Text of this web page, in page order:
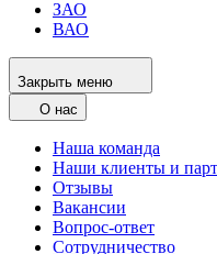
ЗАО
ВАО
Закрыть меню
О нас
Наша команда
Наши клиенты и
Отзывы
Вакансии
Вопрос-ответ
Сотрудничество